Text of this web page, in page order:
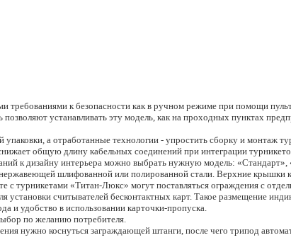
к безопасности как в ручном режиме при помощи
устанавливать эту модель, как на проходных пунктах
а отработанные технологии - упростить сборку и монтаж
общую длину кабельных соединений при интеграции
к дизайну интерьера можно выбрать нужную модель:
шлифованной или полированной стали. Верхние крышки
«Титан-Люкс» могут поставляться ограждения с
считывателей бесконтактных карт. Такое размещение
и удобство в использовании карточки-пропуска.
по желанию потребителя.
нужно коснуться заграждающей штанги, после чего трипод